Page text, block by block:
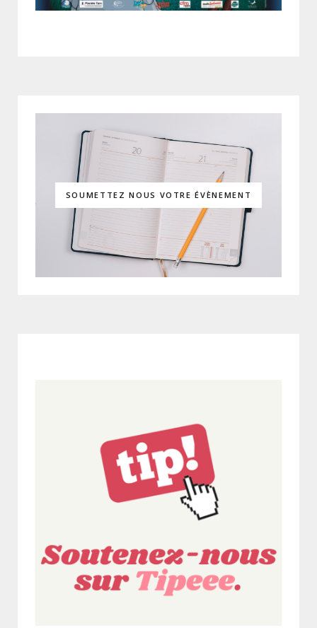
SOUMETTEZ NOUS VOTRE ÉVÈNEMENT